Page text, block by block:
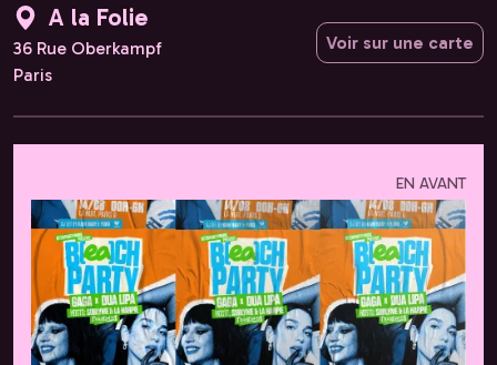
A la Folie
36 Rue Oberkampf
Paris
Voir sur une carte
EN AVANT